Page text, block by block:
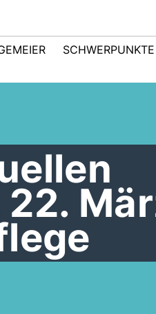
SCHWERPUNKTE